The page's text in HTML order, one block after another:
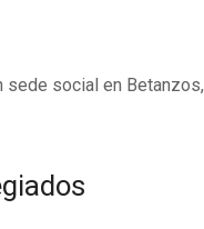
social en Betanzos,